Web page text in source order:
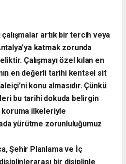
artık bir tercih veya
katmak zorunda
Çalışmayı özel kılan en
en değerli tarihi kentsel sit
konu almasıdır. Çünkü
bu tarihi dokuda belirgin
ilkeleriyle
yürütme zorunluluğumuz
Şehir Planlama ve İç
bir disiplinle